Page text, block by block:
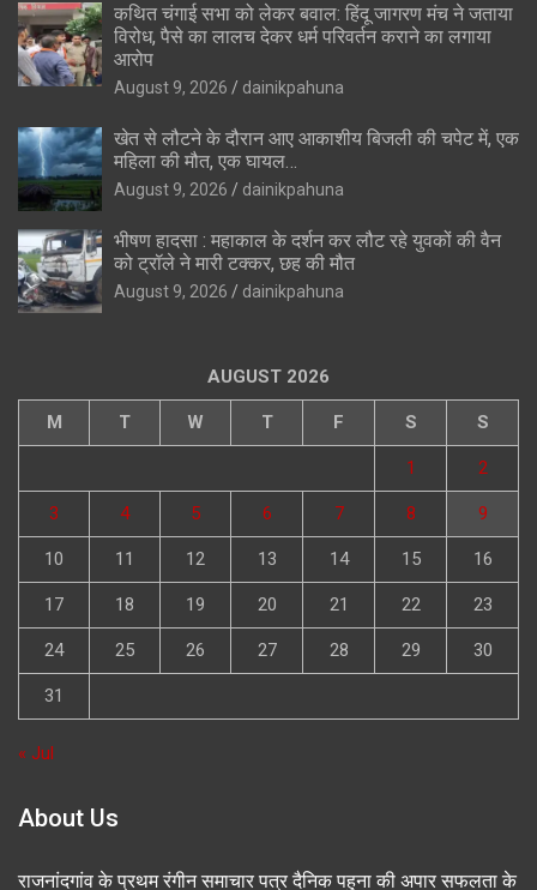
कथित चंगाई सभा को लेकर बवाल: हिंदू जागरण मंच ने जताया
विरोध, पैसे का लालच देकर धर्म परिवर्तन कराने का लगाया
आरोप
August 9, 2026 dainikpahuna
खेत से लौटने के दौरान आए आकाशीय बिजली की चपेट में, एक
महिला की मौत, एक घायल…
August 9, 2026 dainikpahuna
भीषण हादसा : महाकाल के दर्शन कर लौट रहे युवकों की वैन
को ट्रॉले ने मारी टक्कर, छह की मौत
August 9, 2026 dainikpahuna
AUGUST 2026
M T W T F S S
1 2
3 4 5 6 7 8 9
10 11 12 13 14 15 16
17 18 19 20 21 22 23
24 25 26 27 28 29 30
31
« Jul
About Us
राजनांदगांव के प्रथम रंगीन समाचार पत्र दैनिक पहुना की अपार सफलता के